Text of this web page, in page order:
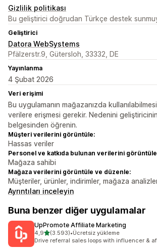
Gizlilik politikası
Bu geliştirici doğrudan Türkçe destek
Geliştirici
Datora WebSystems
Pfälzerstr.9, Gütersloh, 33332, DE
Yayınlanma
4 Şubat 2026
Veri erişimi
Bu uygulamanın mağazanızda
verilere erişmesi gerekir. Nedenini geliştiricinin
belgesinden öğrenin.
Müşteri verilerini görüntüle:
Hassas veriler
Personel ve katkıda bulunan verilerini
Mağaza sahibi
Mağaza verilerini görüntüle ve düzenle:
Müşteriler, ürünler, indirimler, mağaza
Ayrıntıları inceleyin
Buna benzer diğer uygulamalar
UpPromote Affiliate Marketing
4,95 yıldız üzerinden
(3.593)
toplam 3593 değerlendirme
•Ücretsiz yükleme
Drive referral sales loops with influencer &